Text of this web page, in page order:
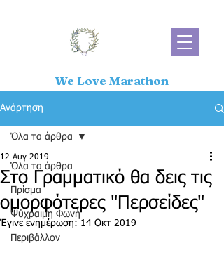
We Love Marathon
Ανάρτηση
Όλα τα άρθρα
Πρίσμα
Ψύχραιμη Φωνή
Περιβάλλον
Όλα τα άρθρα
Στο Γραμματικό θα δεις τις
ομορφότερες "Περσείδες"
12 Αυγ 2019
Έγινε ενημέρωση: 14 Οκτ 2019